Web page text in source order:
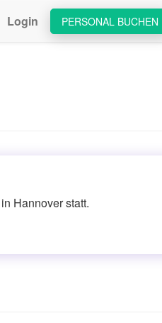
PERSONAL BUCHEN
Login
Hannover statt.